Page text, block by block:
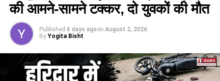
सीएम धामी ने पप्पू यादव पर साधा निशाना
मुख्यमंत्री पुष्कर सिंह धामी ने कहा कि साधु-संतों के प्रति इस तरह का
व्यवहार स्वीकार्य नहीं है और उन्होंने भगवान से पप्पू यादव तथा उनके
साथियों को सद्बुद्धि देने की प्रार्थना की।
की आमने-सामने टक्कर, दो युवकों की मौत
Published 6 days agoon August 2, 2026
By Yogita Bisht